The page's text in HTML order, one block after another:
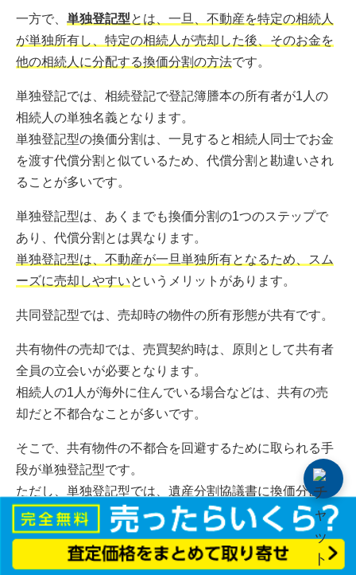
一方で、 単独登記型とは、一旦、不動産を特定の相続人
が単独所有し、特定の相続人が売却した後、そのお金を
他の相続人に分配する換価分割の方法です。
単独登記では、相続登記で登記簿謄本の所有者が1人の
相続人の単独名義となります。
単独登記型の換価分割は、一見すると相続人同士でお金
を渡す代償分割と似ているため、代償分割と勘違いされ
ることが多いです。
単独登記型は、あくまでも換価分割の1つのステップで
あり、代償分割とは異なります。
単独登記型は、不動産が一旦単独所有となるため、スム
ーズに売却しやすいというメリットがあります。
共同登記型では、売却時の物件の所有形態が共有です。
共有物件の売却では、売買契約時は、原則として共有者
全員の立会いが必要となります。
相続人の1人が海外に住んでいる場合などは、共有の売
却だと不都合なことが多いです。
そこで、共有物件の不都合を回避するために取られる手
段が単独登記型です。
ただし、単独登記型では、遺産分割協議書に換価分割目
的で遺産を取得することを明記しておかないと、相続人
同士でお金を渡す部分が「贈与」とみなされてしまいま